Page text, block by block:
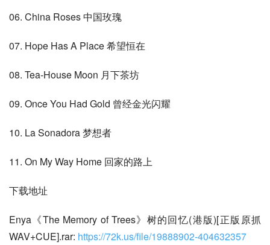
06. China Roses 中国玫瑰
07. Hope Has A Place 希望恒在
08. Tea-House Moon 月下茶坊
09. Once You Had Gold 曾经金光闪耀
10. La Sonadora 梦想者
11. On My Way Home 回家的路上
下载地址
Enya《The Memory of Trees》树的回忆(港版)[正版原抓
WAV+CUE].rar: https://72k.us/file/19888902-404632357